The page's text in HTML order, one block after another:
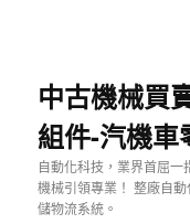
中古機械買
組件-汽機車
自動化科技，業界首屈
機械引領專業！ 整廠自
儲物流系統。